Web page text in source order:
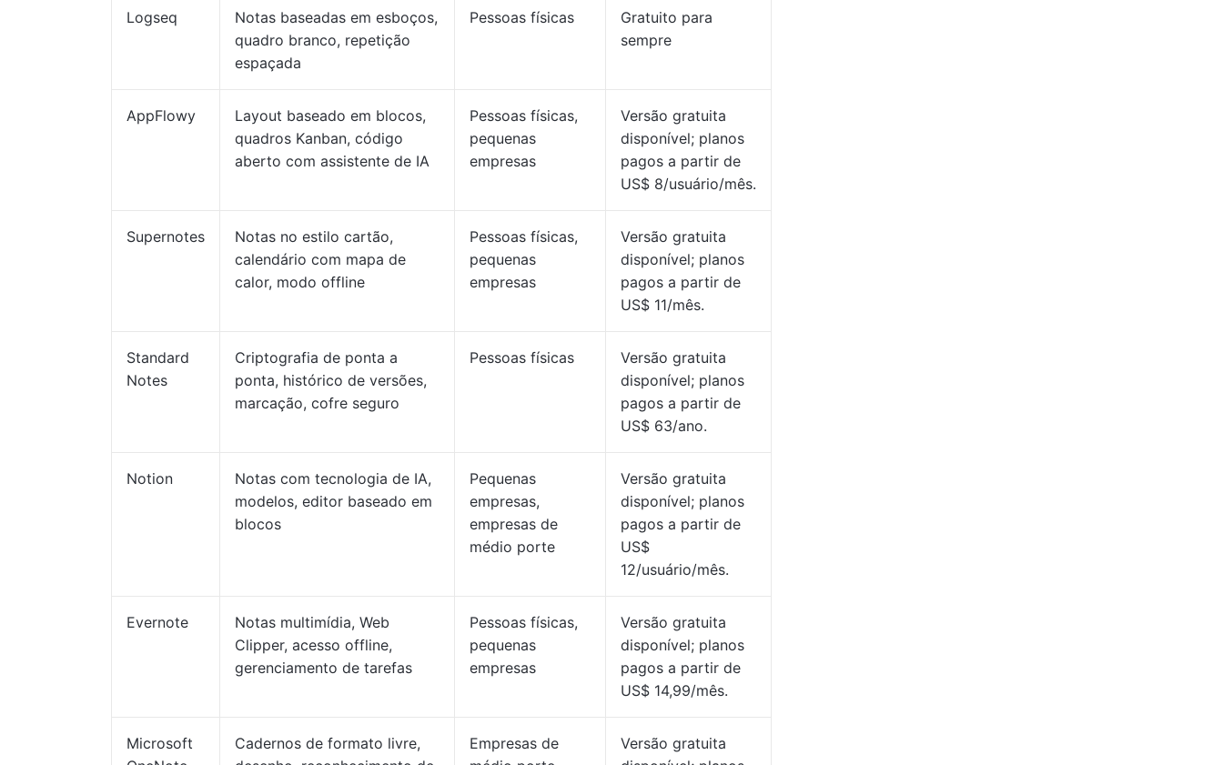
Logseq
Notas baseadas em esboços,
quadro branco, repetição
espaçada
Pessoas físicas
Gratuito para
sempre
AppFlowy
Layout baseado em blocos,
quadros Kanban, código
aberto com assistente de IA
Pessoas físicas,
pequenas
empresas
Versão gratuita
disponível; planos
pagos a partir de
US$ 8/usuário/mês.
Supernotes
Notas no estilo cartão,
calendário com mapa de
calor, modo offline
Pessoas físicas,
pequenas
empresas
Versão gratuita
disponível; planos
pagos a partir de
US$ 11/mês.
Standard
Notes
Criptografia de ponta a
ponta, histórico de versões,
marcação, cofre seguro
Pessoas físicas
Versão gratuita
disponível; planos
pagos a partir de
US$ 63/ano.
Notion
Notas com tecnologia de IA,
modelos, editor baseado em
blocos
Pequenas
empresas,
empresas de
médio porte
Versão gratuita
disponível; planos
pagos a partir de
US$
12/usuário/mês.
Evernote
Notas multimídia, Web
Clipper, acesso offline,
gerenciamento de tarefas
Pessoas físicas,
pequenas
empresas
Versão gratuita
disponível; planos
pagos a partir de
US$ 14,99/mês.
Microsoft
Cadernos de formato livre,
Empresas de
Versão gratuita